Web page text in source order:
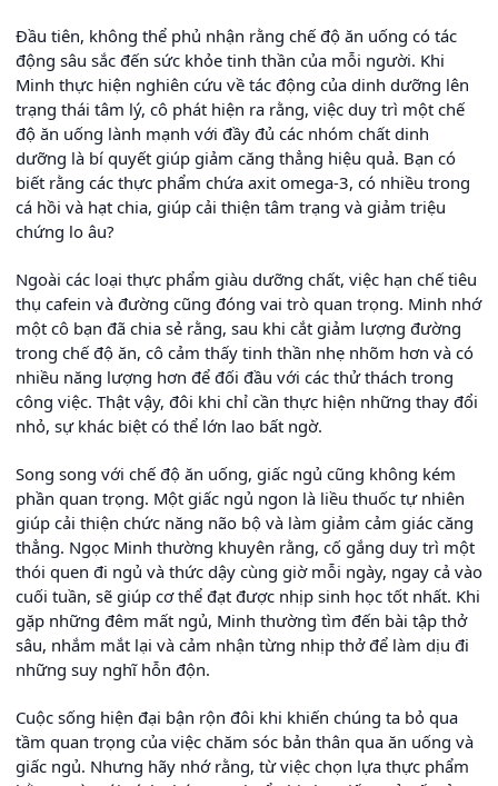
Đầu tiên, không thể phủ nhận rằng chế độ ăn uống có tác
động sâu sắc đến sức khỏe tinh thần của mỗi người. Khi
Minh thực hiện nghiên cứu về tác động của dinh dưỡng lên
trạng thái tâm lý, cô phát hiện ra rằng, việc duy trì một chế
độ ăn uống lành mạnh với đầy đủ các nhóm chất dinh
dưỡng là bí quyết giúp giảm căng thẳng hiệu quả. Bạn có
biết rằng các thực phẩm chứa axit omega-3, có nhiều trong
cá hồi và hạt chia, giúp cải thiện tâm trạng và giảm triệu
chứng lo âu?
Ngoài các loại thực phẩm giàu dưỡng chất, việc hạn chế tiêu
thụ cafein và đường cũng đóng vai trò quan trọng. Minh nhớ
một cô bạn đã chia sẻ rằng, sau khi cắt giảm lượng đường
trong chế độ ăn, cô cảm thấy tinh thần nhẹ nhõm hơn và có
nhiều năng lượng hơn để đối đầu với các thử thách trong
công việc. Thật vậy, đôi khi chỉ cần thực hiện những thay đổi
nhỏ, sự khác biệt có thể lớn lao bất ngờ.
Song song với chế độ ăn uống, giấc ngủ cũng không kém
phần quan trọng. Một giấc ngủ ngon là liều thuốc tự nhiên
giúp cải thiện chức năng não bộ và làm giảm cảm giác căng
thẳng. Ngọc Minh thường khuyên rằng, cố gắng duy trì một
thói quen đi ngủ và thức dậy cùng giờ mỗi ngày, ngay cả vào
cuối tuần, sẽ giúp cơ thể đạt được nhịp sinh học tốt nhất. Khi
gặp những đêm mất ngủ, Minh thường tìm đến bài tập thở
sâu, nhắm mắt lại và cảm nhận từng nhịp thở để làm dịu đi
những suy nghĩ hỗn độn.
Cuộc sống hiện đại bận rộn đôi khi khiến chúng ta bỏ qua
tầm quan trọng của việc chăm sóc bản thân qua ăn uống và
giấc ngủ. Nhưng hãy nhớ rằng, từ việc chọn lựa thực phẩm